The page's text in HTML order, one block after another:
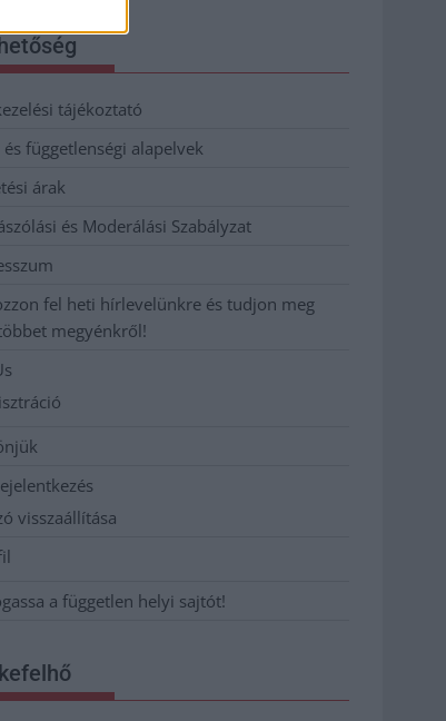
tájékoztató
és függetlenségi alapelvek
árak
és Moderálási Szabályzat
fel heti hírlevelünkre és tudjon meg
megyénkről!
visszaállítása
a független helyi sajtót!